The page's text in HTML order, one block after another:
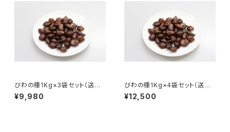
びわの種1Kg×3袋セット（送料
込み）※冷凍でお届けいたしま
す
¥9,980
びわの種1Kg×4袋セット（送料
込み）※冷凍でお届けいたしま
す
¥12,500